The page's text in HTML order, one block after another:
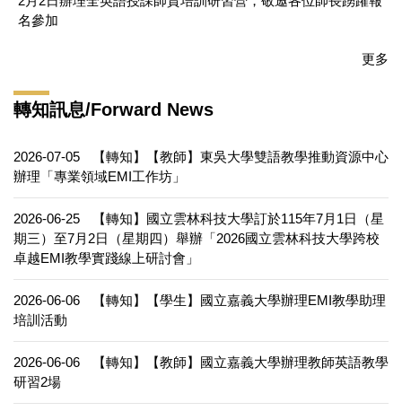
名參加
更多
轉知訊息/Forward News
2026-07-05
【轉知】【教師】東吳大學雙語教學推動資源中心
辦理「專業領域EMI工作坊」
2026-06-25
【轉知】國立雲林科技大學訂於115年7月1日（星
期三）至7月2日（星期四）舉辦「2026國立雲林科技大學跨校
卓越EMI教學實踐線上研討會」
2026-06-06
【轉知】【學生】國立嘉義大學辦理EMI教學助理
培訓活動
2026-06-06
【轉知】【教師】國立嘉義大學辦理教師英語教學
研習2場